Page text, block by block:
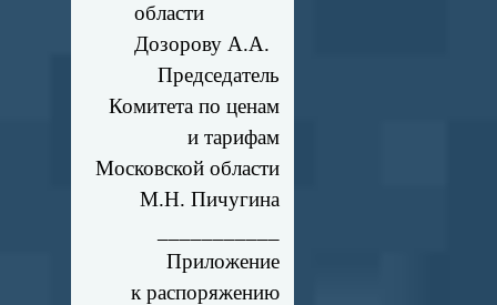
области
Дозорову А.А.
Председатель
Комитета по ценам
и тарифам
Московской области
М.Н. Пичугина
Приложение
к распоряжению